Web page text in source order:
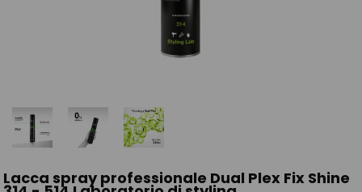
Lacca spray professionale Dual Plex Fix Shine